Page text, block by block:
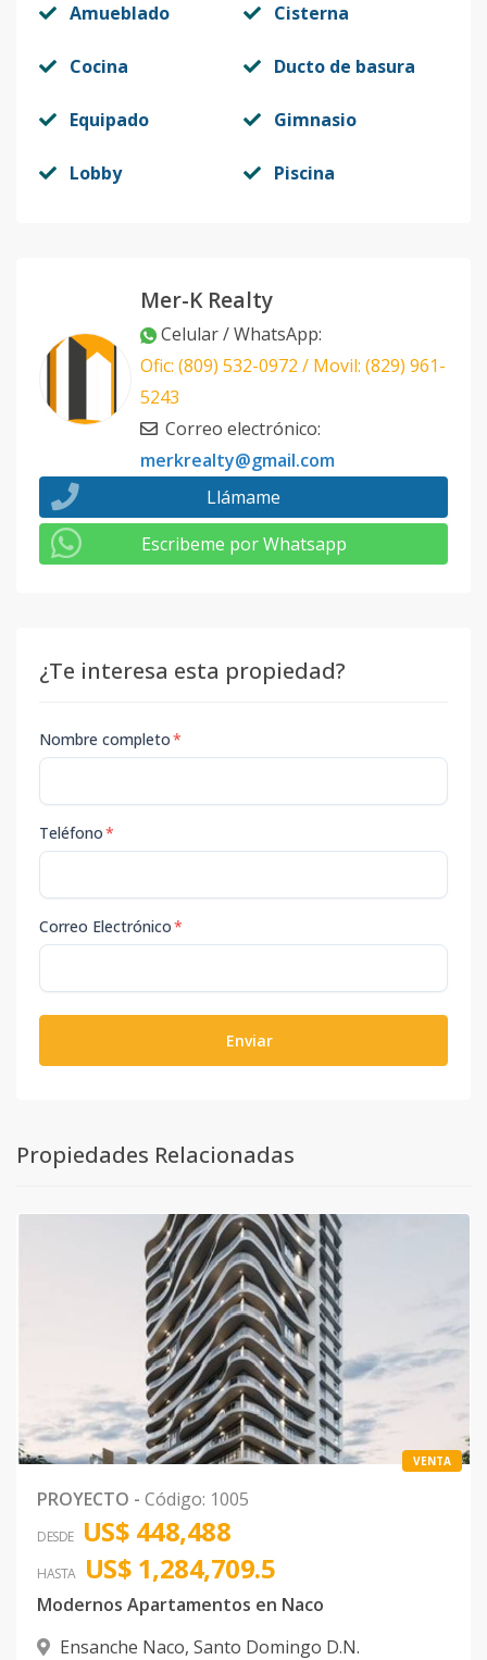
Amueblado Cisterna
Cocina Ducto de basura
Equipado Gimnasio
Lobby Piscina
Mer-K Realty
Celular / WhatsApp:
Ofic: (809) 532-0972 / Movil: (829) 961-
5243
Correo electrónico:
merkrealty@gmail.com
Llámame
Escribeme por Whatsapp
¿Te interesa esta propiedad?
Nombre completo*
Teléfono*
Correo Electrónico*
Enviar
Propiedades Relacionadas
VENTA
PROYECTO - Código: 1005
DESDE US$ 448,488
HASTA US$ 1,284,709.5
Modernos Apartamentos en Naco
Ensanche Naco, Santo Domingo D.N.